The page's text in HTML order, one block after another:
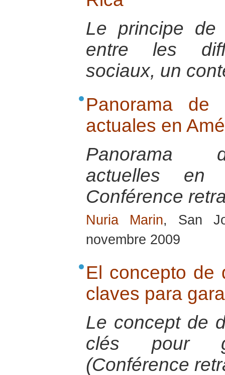
Le principe de
entre les
sociaux, un
Panorama de
actuales en
Panorama
actuelles en
Conférence
Nuria Marin, San
novembre 2009
El concepto de
claves para
Le concept de
clés pour
(Conférence